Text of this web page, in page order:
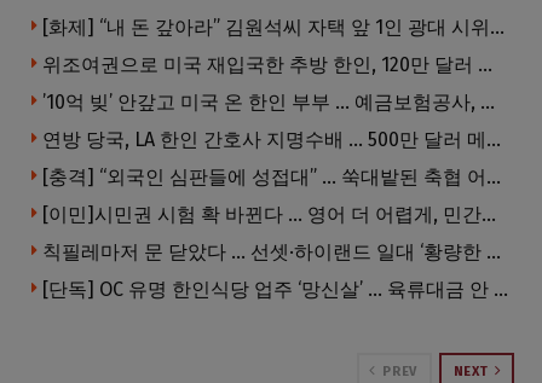
[화제] “내 돈 갚아라” 김원석씨 자택 앞 1인 광대 시위 … 한인 투자사, “108만 달러 못받아”
위조여권으로 미국 재입국한 추방 한인, 120만 달러 은행 사기 행각
’10억 빚’ 안갚고 미국 온 한인 부부 … 예금보험공사, 미국서 소송
연방 당국, LA 한인 간호사 지명수배 … 500만 달러 메디캐어 사기, 선고 직전 한국 도주
[충격] “외국인 심판들에 성접대” … 쑥대밭된 축협 어디까지 추락하나
[이민]시민권 시험 확 바뀐다 … 영어 더 어렵게, 민간시험 도입 추진
칙필레마저 문 닫았다 … 선셋·하이랜드 일대 ‘황량한 거리’로
[단독] OC 유명 한인식당 업주 ‘망신살’ … 육류대금 안 갚자 식당서 공개추심
PREV NEXT